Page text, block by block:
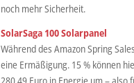
noch mehr Sicherheit.
SolarSaga 100 Solarpanel
Während des Amazon Spring
eine Ermäßigung. 15 % können
280,49 Euro in Energie um –